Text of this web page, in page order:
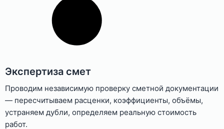
Экспертиза смет
Проводим независимую проверку сметной документации
— пересчитываем расценки, коэффициенты, объёмы,
устраняем дубли, определяем реальную стоимость
работ.